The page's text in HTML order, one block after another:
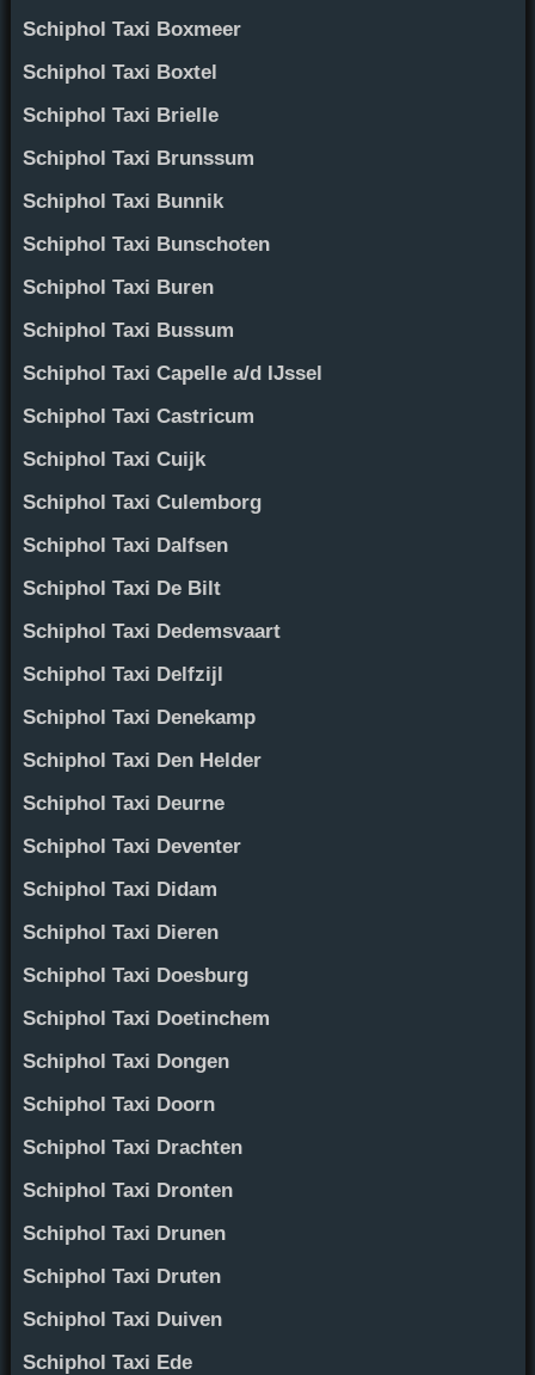
Schiphol Taxi Boxmeer
Schiphol Taxi Boxtel
Schiphol Taxi Brielle
Schiphol Taxi Brunssum
Schiphol Taxi Bunnik
Schiphol Taxi Bunschoten
Schiphol Taxi Buren
Schiphol Taxi Bussum
Schiphol Taxi Capelle a/d IJssel
Schiphol Taxi Castricum
Schiphol Taxi Cuijk
Schiphol Taxi Culemborg
Schiphol Taxi Dalfsen
Schiphol Taxi De Bilt
Schiphol Taxi Dedemsvaart
Schiphol Taxi Delfzijl
Schiphol Taxi Denekamp
Schiphol Taxi Den Helder
Schiphol Taxi Deurne
Schiphol Taxi Deventer
Schiphol Taxi Didam
Schiphol Taxi Dieren
Schiphol Taxi Doesburg
Schiphol Taxi Doetinchem
Schiphol Taxi Dongen
Schiphol Taxi Doorn
Schiphol Taxi Drachten
Schiphol Taxi Dronten
Schiphol Taxi Drunen
Schiphol Taxi Druten
Schiphol Taxi Duiven
Schiphol Taxi Ede